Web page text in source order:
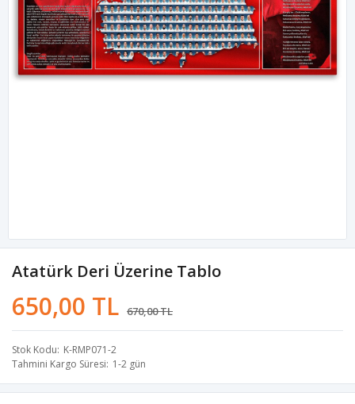
Atatürk Deri Üzerine Tablo
650,00 TL 670,00 TL
Stok Kodu K-RMP071-2
Tahmini Kargo Süresi 1-2 gün